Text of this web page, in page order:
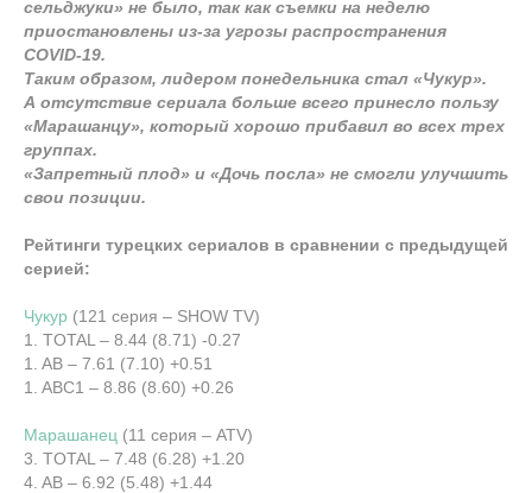
сельджуки» не было, так как съемки на неделю
приостановлены из-за угрозы распространения
COVID-19.
Таким образом, лидером понедельника стал «Чукур».
А отсутствие сериала больше всего принесло пользу
«Марашанцу», который хорошо прибавил во всех трех
группах.
«Запретный плод» и «Дочь посла» не смогли улучшить
свои позиции.
Рейтинги турецких сериалов в сравнении с предыдущей
серией:
Чукур (121 серия – SHOW TV)
1. TOTAL – 8.44 (8.71) -0.27
1. AB – 7.61 (7.10) +0.51
1. ABC1 – 8.86 (8.60) +0.26
Марашанец (11 серия – ATV)
3. TOTAL – 7.48 (6.28) +1.20
4. AB – 6.92 (5.48) +1.44